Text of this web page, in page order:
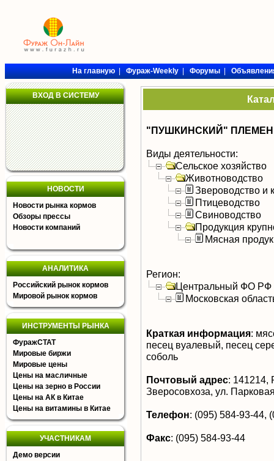
На главную|Фураж-Weekly|Форумы|
ВХОД В СИСТЕМУ
НОВОСТИ
Новости рынка кормов
Обзоры прессы
Новости компаний
АНАЛИТИКА
Российский рынок кормов
Мировой рынок кормов
ИНСТРУМЕНТЫ РЫНКА
ФуражСТАТ
Мировые биржи
Мировые цены
Цены на масличные
Цены на зерно в России
Цены на АК в Китае
Цены на витамины в Китае
УЧАСТНИКАМ
Демо версии
"ПУШКИНСКИЙ"
Виды деятельности:
Сельское хозяйство
Животноводство
Звероводство и
Птицеводство
Свиноводство
Продукция
Мясная
Регион:
Центральный ФО РФ
Московская
Краткая информация:
песец вуалевый, песец
соболь
Почтовый адрес: 141214,
Зверосовхоза, ул.
Телефон: (095) 584-93-44,
Факс: (095) 584-93-44